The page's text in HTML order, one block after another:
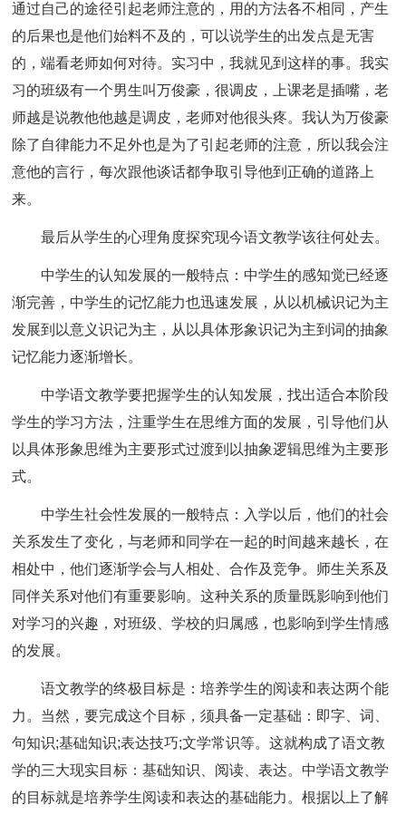
通过自己的途径引起老师注意的，用的方法各不相同，产生
的后果也是他们始料不及的，可以说学生的出发点是无害
的，端看老师如何对待。实习中，我就见到这样的事。我实
习的班级有一个男生叫万俊豪，很调皮，上课老是插嘴，老
师越是说教他他越是调皮，老师对他很头疼。我认为万俊豪
除了自律能力不足外也是为了引起老师的注意，所以我会注
意他的言行，每次跟他谈话都争取引导他到正确的道路上
来。
最后从学生的心理角度探究现今语文教学该往何处去。
中学生的认知发展的一般特点：中学生的感知觉已经逐
渐完善，中学生的记忆能力也迅速发展，从以机械识记为主
发展到以意义识记为主，从以具体形象识记为主到词的抽象
记忆能力逐渐增长。
中学语文教学要把握学生的认知发展，找出适合本阶段
学生的学习方法，注重学生在思维方面的发展，引导他们从
以具体形象思维为主要形式过渡到以抽象逻辑思维为主要形
式。
中学生社会性发展的一般特点：入学以后，他们的社会
关系发生了变化，与老师和同学在一起的时间越来越长，在
相处中，他们逐渐学会与人相处、合作及竞争。师生关系及
同伴关系对他们有重要影响。这种关系的质量既影响到他们
对学习的兴趣，对班级、学校的归属感，也影响到学生情感
的发展。
语文教学的终极目标是：培养学生的阅读和表达两个能
力。当然，要完成这个目标，须具备一定基础：即字、词、
句知识;基础知识;表达技巧;文学常识等。这就构成了语文教
学的三大现实目标：基础知识、阅读、表达。中学语文教学
的目标就是培养学生阅读和表达的基础能力。根据以上了解